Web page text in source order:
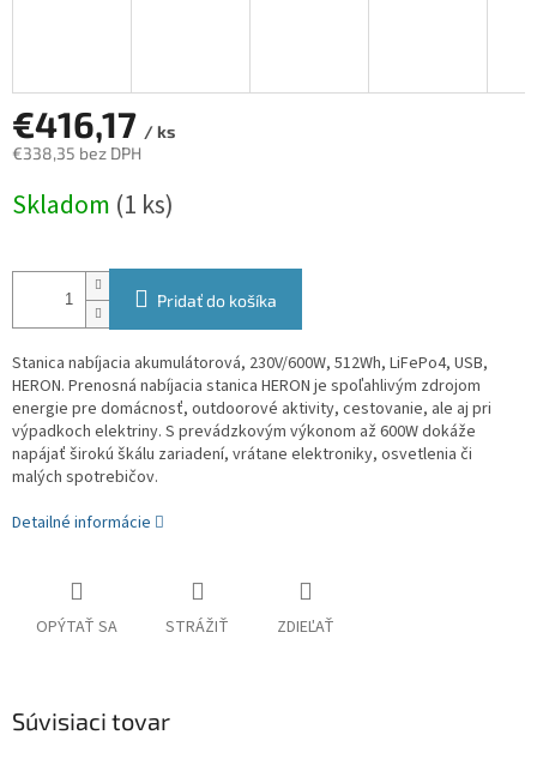
€416,17 / ks
€338,35 bez DPH
cena:
Skladom (1 ks)
Pridať do košíka
Stanica nabíjacia akumulátorová, 230V/600W, 512Wh, LiFePo4, USB,
HERON. Prenosná nabíjacia stanica HERON je spoľahlivým zdrojom
energie pre domácnosť, outdoorové aktivity, cestovanie, ale aj pri
výpadkoch elektriny. S prevádzkovým výkonom až 600W dokáže
napájať širokú škálu zariadení, vrátane elektroniky, osvetlenia či
malých spotrebičov.
Detailné informácie
OPÝTAŤ SA STRÁŽIŤ ZDIEĽAŤ
Súvisiaci tovar